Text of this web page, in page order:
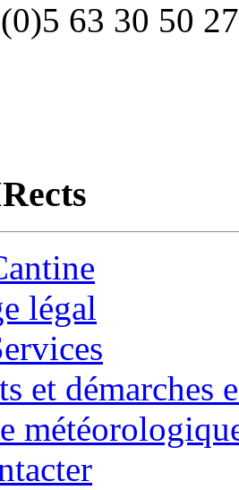
63 30 50 27
légal
et démarches